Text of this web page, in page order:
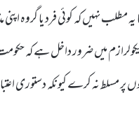
مطلب نہیں کہ کوئی فرد یا گروہ اپنی
میں ضرور داخل ہے کہ
پر مسلط نہ کرے کیونکہ دستوری